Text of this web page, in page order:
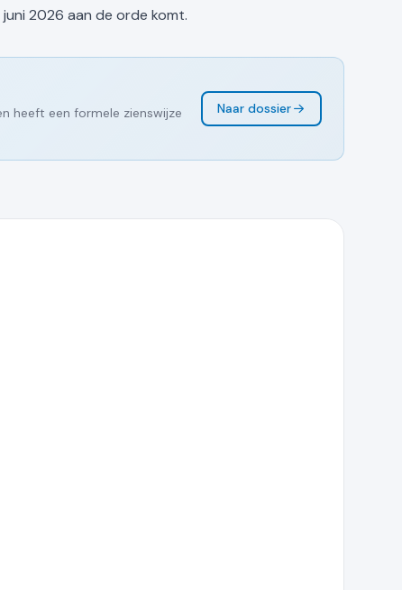
2026 aan de orde komt.
heeft een formele zienswijze
Naar dossier